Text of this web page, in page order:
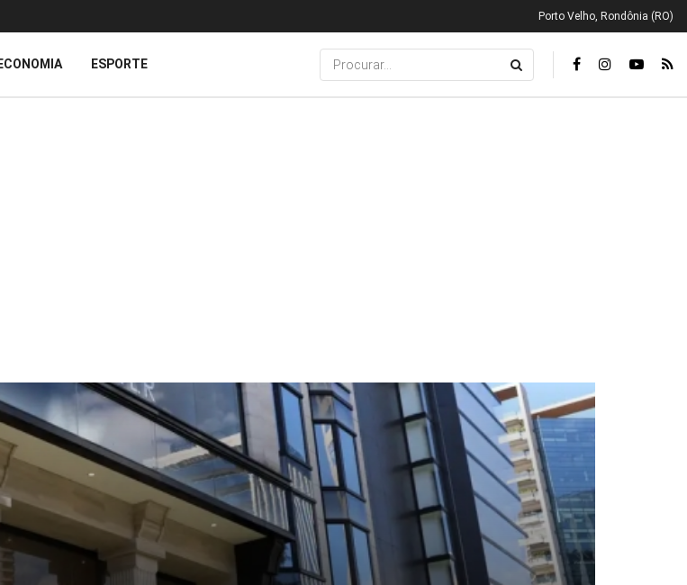
Porto Velho, Rondônia (RO)
ECONOMIA ESPORTE